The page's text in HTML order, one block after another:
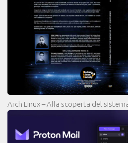
Arch Linux – Alla scoperta del